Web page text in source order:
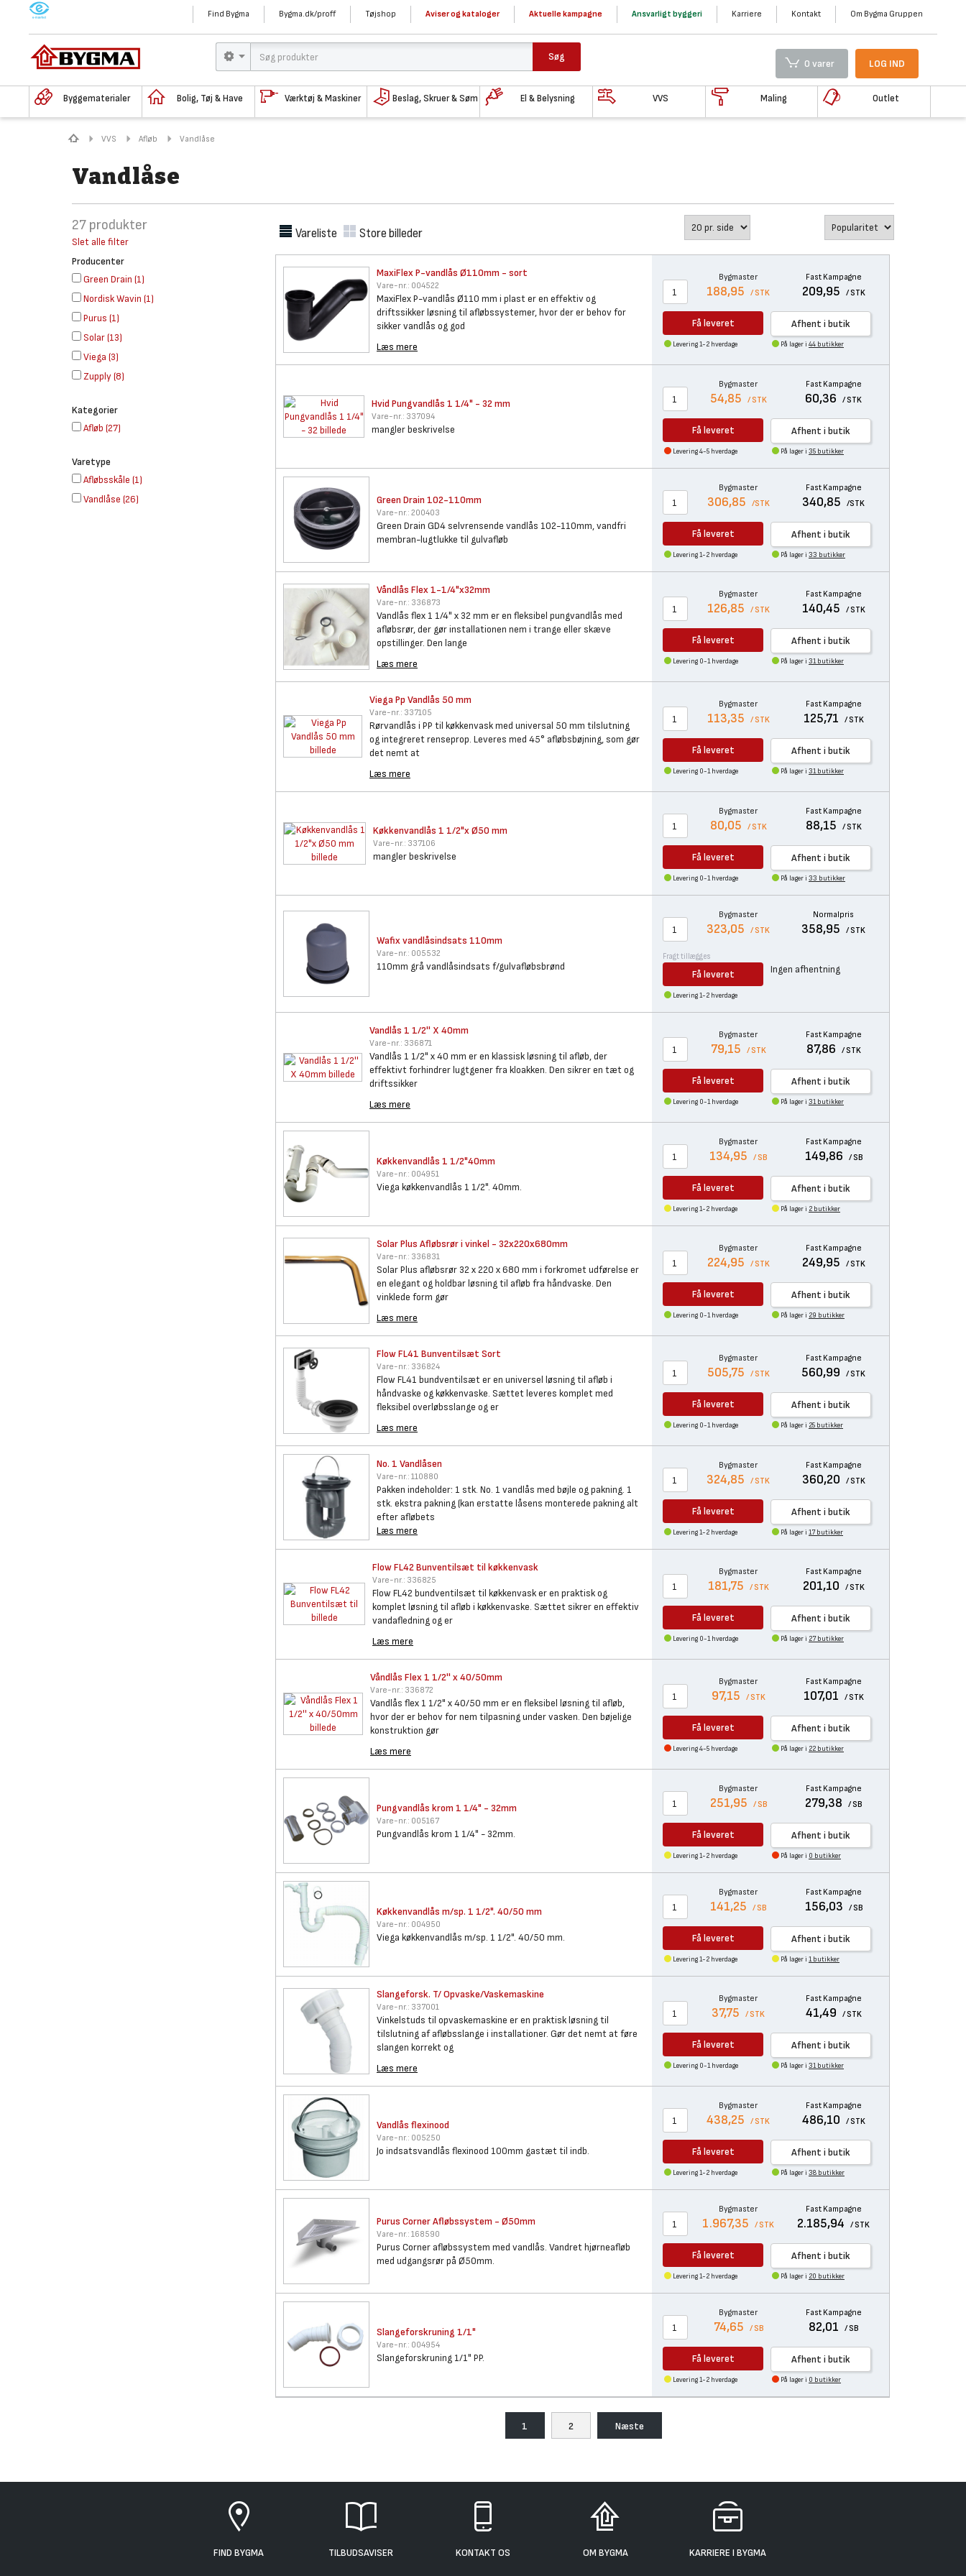
M Find Bygma Bygma.dk/proff Tøjshop Aviser og kataloger Aktuelle kampagne Ansvarligt byggeri Karriere Kontakt Om Bygma Gruppen
Søg
0 varer LOG IND
Byggematerialer Bolig, Tøj & Have Værktøj & Maskiner Beslag, Skruer & Søm El & Belysning VVS Maling Outlet
VVS Afløb Vandlåse
Vandlåse
27 produkter
Slet alle filter
Producenter
Green Drain (1)
Nordisk Wavin (1)
Purus (1)
Solar(13)
Viega (3)
Zupply(8)
Kategorier
Afløb (27)
Varetype
Afløbsskåle (1)
Vandlåse (26)
Vareliste Store billeder
MaxiFlex P-vandlås Ø110mm - sort
Vare-nr.: 004522
MaxiFlex P-vandlås Ø110 mm i plast er en effektiv og
driftssikker løsning til afløbssystemer, hvor der er behov for
sikker vandlås og god
Læs mere
Bygmaster
188,95 / STK
Fast Kampagne
209,95 / STK
Få leveret Afhent i butik
Levering 1-2 hverdage På lager i 44 butikker
Hvid Pungvandlås 1 1/4" - 32mm
Vare-nr.: 337094
mangler beskrivelse
Bygmaster
54,85 / STK
Fast Kampagne
60,36 / STK
Få leveret Afhent i butik
Levering 4-5 hverdage På lager i 35 butikker
Green Drain 102-110mm
Vare-nr.: 200403
Green Drain GD4 selvrensende vandlås 102-110mm, vandfri
membran-lugtlukke til gulvafløb
Bygmaster
306,85 /STK
Fast Kampagne
340,85 /STK
Få leveret Afhent i butik
Levering 1-2 hverdage På lager i 33 butikker
Våndlås Flex 1-1/4"x32mm
Vare-nr.: 336873
Vandlås flex 1 1/4" x 32 mm er en fleksibel pungvandlås med
afløbsrør, der gør installationen nem i trange eller skæve
opstillinger. Den lange
Læs mere
Bygmaster
126,85 / STK
Fast Kampagne
140,45 / STK
Få leveret Afhent i butik
Levering 0-1 hverdage På lager i 31 butikker
Viega Pp Vandlås 50 mm
Vare-nr.: 337105
Rørvandlås i PP til køkkenvask med universal 50 mm tilslutning
og integreret renseprop. Leveres med 45° afløbsbøjning, som gør
det nemt at
Læs mere
Bygmaster
113,35 / STK
Fast Kampagne
125,71 / STK
Få leveret Afhent i butik
Levering 0-1 hverdage På lager i 31 butikker
Køkkenvandlås 1 1/2"x Ø50 mm
Vare-nr.: 337106
mangler beskrivelse
Bygmaster
80,05 / STK
Fast Kampagne
88,15 / STK
Få leveret Afhent i butik
Levering 0-1 hverdage På lager i 33 butikker
Wafix vandlåsindsats 110mm
Vare-nr.: 005532
110mm grå vandlåsindsats f/gulvafløbsbrønd
Bygmaster
323,05 / STK
Normalpris
358,95 / STK
Fragt tillægges
Få leveret Ingen afhentning
Levering 1-2 hverdage
Vandlås 1 1/2'' X 40mm
Vare-nr.: 336871
Vandlås 1 1/2" x 40 mm er en klassisk løsning til afløb, der
effektivt forhindrer lugtgener fra kloakken. Den sikrer en tæt og
driftssikker
Læs mere
Bygmaster
79,15 / STK
Fast Kampagne
87,86 / STK
Få leveret Afhent i butik
Levering 0-1 hverdage På lager i 31 butikker
Køkkenvandlås 1 1/2"40mm
Vare-nr.: 004951
Viega køkkenvandlås 1 1/2". 40mm.
Bygmaster
134,95 / SB
Fast Kampagne
149,86 / SB
Få leveret Afhent i butik
Levering 1-2 hverdage På lager i 2 butikker
Solar Plus Afløbsrør i vinkel - 32x220x680mm
Vare-nr.: 336831
Solar Plus afløbsrør 32 x 220 x 680 mm i forkromet udførelse er
en elegant og holdbar løsning til afløb fra håndvaske. Den
vinklede form gør
Læs mere
Bygmaster
224,95 / STK
Fast Kampagne
249,95 / STK
Få leveret Afhent i butik
Levering 0-1 hverdage På lager i 29 butikker
Flow FL41 Bunventilsæt Sort
Vare-nr.: 336824
Flow FL41 bundventilsæt er en universel løsning til afløb i
håndvaske og køkkenvaske. Sættet leveres komplet med
fleksibel overløbsslange og er
Læs mere
Bygmaster
505,75 / STK
Fast Kampagne
560,99 / STK
Få leveret Afhent i butik
Levering 0-1 hverdage På lager i 25 butikker
No. 1 Vandlåsen
Vare-nr.: 110880
Pakken indeholder: 1 stk. No. 1 vandlås med bøjle og pakning. 1
stk. ekstra pakning (kan erstatte låsens monterede pakning alt
efter afløbets
Læs mere
Bygmaster
324,85 / STK
Fast Kampagne
360,20 / STK
Få leveret Afhent i butik
Levering 1-2 hverdage På lager i 17 butikker
Flow FL42 Bunventilsæt til køkkenvask
Vare-nr.: 336825
Flow FL42 bundventilsæt til køkkenvask er en praktisk og
komplet løsning til afløb i køkkenvaske. Sættet sikrer en effektiv
vandafledning og er
Læs mere
Bygmaster
181,75 / STK
Fast Kampagne
201,10 / STK
Få leveret Afhent i butik
Levering 0-1 hverdage På lager i 27 butikker
Våndlås Flex 1 1/2'' x 40/50mm
Vare-nr.: 336872
Vandlås flex 1 1/2" x 40/50 mm er en fleksibel løsning til afløb,
hvor der er behov for nem tilpasning under vasken. Den bøjelige
konstruktion gør
Læs mere
Bygmaster
97,15 / STK
Fast Kampagne
107,01 / STK
Få leveret Afhent i butik
Levering 4-5 hverdage På lager i 22 butikker
Pungvandlås krom 1 1/4" - 32mm
Vare-nr.: 005167
Pungvandlås krom 1 1/4" - 32mm.
Bygmaster
251,95 / SB
Fast Kampagne
279,38 / SB
Få leveret Afhent i butik
Levering 1-2 hverdage På lager i 0 butikker
Køkkenvandlås m/sp. 1 1/2". 40/50 mm
Vare-nr.: 004950
Viega køkkenvandlås m/sp. 1 1/2". 40/50 mm.
Bygmaster
141,25 / SB
Fast Kampagne
156,03 / SB
Få leveret Afhent i butik
Levering 1-2 hverdage På lager i 1 butikker
Slangeforsk. T/Opvaske/Vaskemaskine
Vare-nr.: 337001
Vinkelstuds til opvaskemaskine er en praktisk løsning til
tilslutning af afløbsslange i installationer. Gør det nemt at føre
slangen korrekt og
Læs mere
Bygmaster
37,75 / STK
Fast Kampagne
41,49 / STK
Få leveret Afhent i butik
Levering 0-1 hverdage På lager i 31 butikker
Vandlås flexinood
Vare-nr.: 005250
Jo indsatsvandlås flexinood 100mm gastæt til indb.
Bygmaster
438,25 / STK
Fast Kampagne
486,10 / STK
Få leveret Afhent i butik
Levering 1-2 hverdage På lager i 38 butikker
Purus Corner Afløbssystem - Ø50mm
Vare-nr.: 168590
Purus Corner afløbssystem med vandlås. Vandret hjørneafløb
med udgangsrør på Ø50mm.
Bygmaster
1.967,35 / STK
Fast Kampagne
2.185,94 / STK
Få leveret Afhent i butik
Levering 1-2 hverdage På lager i 20 butikker
Slangeforskruning 1/1"
Vare-nr.: 004954
Slangeforskruning 1/1" PP.
Bygmaster
74,65 / SB
Fast Kampagne
82,01 / SB
Få leveret Afhent i butik
Levering 1-2 hverdage På lager i 0 butikker
1 2 Næste
FIND BYGMA TILBUDSAVISER KONTAKT OS OM BYGMA KARRIERE I BYGMA